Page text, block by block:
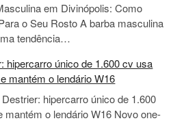
em Divinópolis: Como
o Seu Rosto A barba masculina
tendência…
hipercarro único de 1.600 cv usa
mantém o lendário W16
hipercarro único de 1.600
mantém o lendário W16 Novo one-